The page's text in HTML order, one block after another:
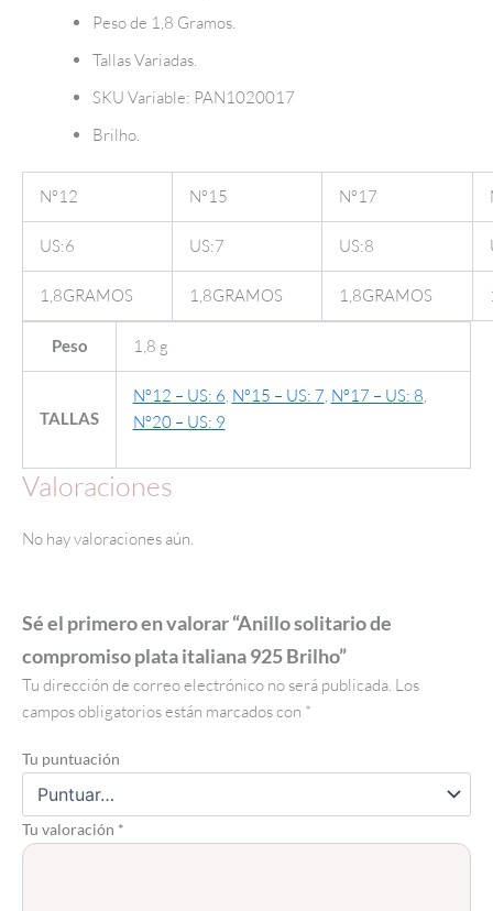
Peso de 1,8 Gramos.
Tallas Variadas.
SKU Variable: PAN1020017
Brilho.
Nº12 Nº15 Nº17
US:6 US:7 US:8
1,8GRAMOS 1,8GRAMOS 1,8GRAMOS
Peso 1,8 g
TALLAS
Nº12 – US: 6, Nº15 – US: 7, Nº17 – US: 8,
Nº20 – US: 9
Valoraciones
No hay valoraciones aún.
Sé el primero en valorar “Anillo solitario de
compromiso plata italiana 925 Brilho”
Tu dirección de correo electrónico no será publicada. Los
campos obligatorios están marcados con *
Tu puntuación
Tu valoración *